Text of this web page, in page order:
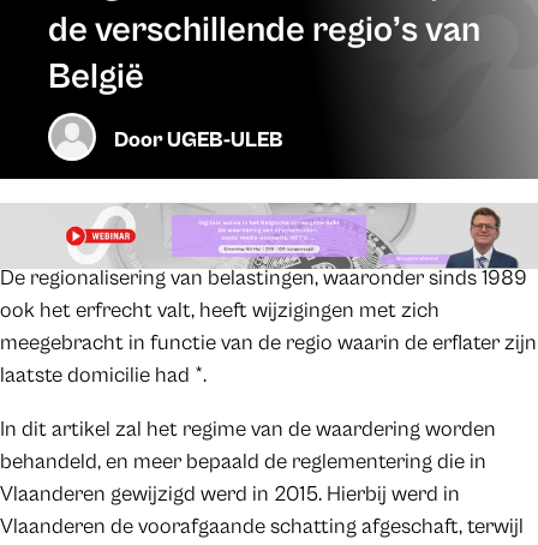
de verschillende regio’s van
België
DoorUGEB-ULEB
De regionalisering van belastingen, waaronder sinds 1989
ook het erfrecht valt, heeft wijzigingen met zich
meegebracht in functie van de regio waarin de erflater zijn
laatste domicilie had *.
In dit artikel zal het regime van de waardering worden
behandeld, en meer bepaald de reglementering die in
Vlaanderen gewijzigd werd in 2015. Hierbij werd in
Vlaanderen de voorafgaande schatting afgeschaft, terwijl